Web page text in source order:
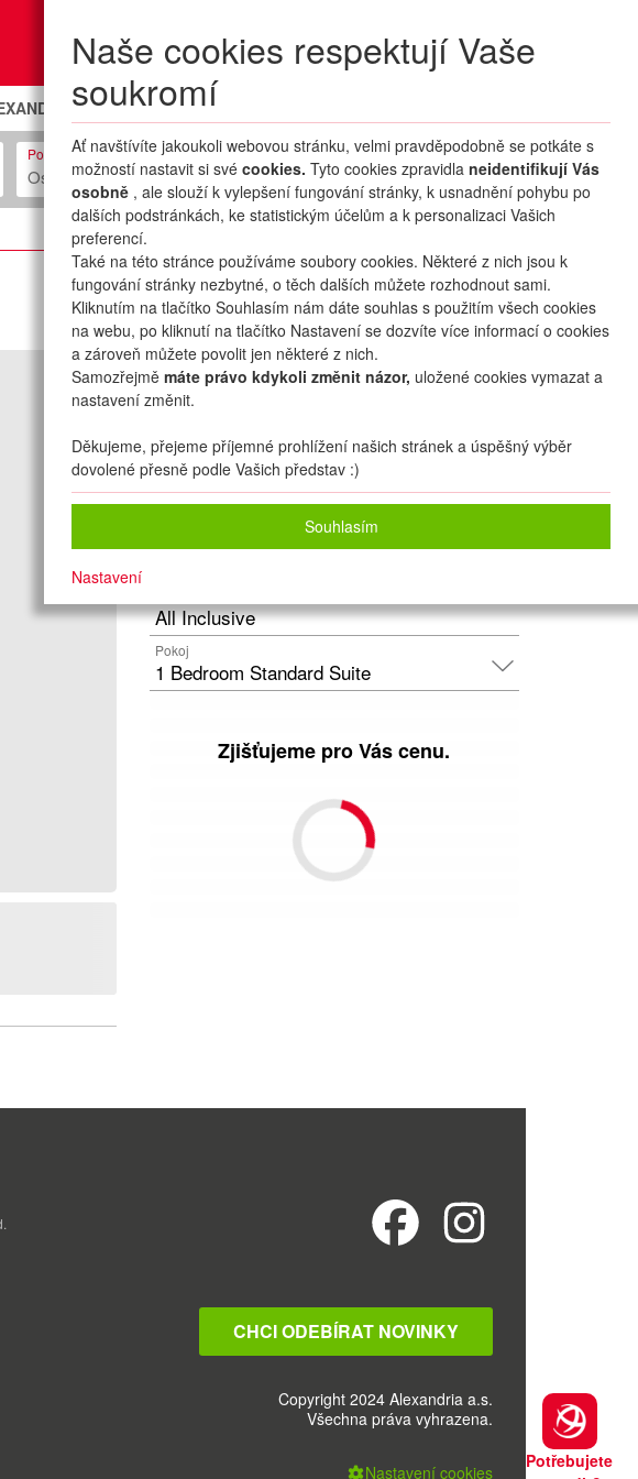
Potřebujete
MojePřihlášení
Naše cookies respektují Vaše
soukromí
Ať navštívíte jakoukoli webovou stránku, velmi pravděpodobně se potkáte s
možností nastavit si své cookies. Tyto cookies zpravidla neidentifikují Vás
osobně , ale slouží k vylepšení fungování stránky, k usnadnění pohybu po
dalších podstránkách, ke statistickým účelům a k personalizaci Vašich
preferencí.
Také na této stránce používáme soubory cookies. Některé z nich jsou k
fungování stránky nezbytné, o těch dalších můžete rozhodnout sami.
Kliknutím na tlačítko Souhlasím nám dáte souhlas s použitím všech cookies
na webu, po kliknutí na tlačítko Nastavení se dozvíte více informací o cookies
a zároveň můžete povolit jen některé z nich.
Samozřejmě máte právo kdykoli změnit názor, uložené cookies vymazat a
nastavení změnit.
Děkujeme, přejeme příjemné prohlížení našich stránek a úspěšný výběr
dovolené přesně podle Vašich představ :)
Souhlasím
Nastavení
PREMIUM CLUB
Počet osob
Osob: 2 + 0 HLEDAT ZÁJEZDY
oblíbené sdílet
31.05. – 07.06.2027 (8 dní/7 nocí)
Doprava
Letecky - Praha Detail letu
All Inclusive
Pokoj
1 Bedroom Standard Suite
Zjišťujeme pro Vás cenu.
CHCI ODEBÍRAT NOVINKY
Copyright 2024 Alexandria a.s.
Všechna práva vyhrazena.
Nastavení cookies